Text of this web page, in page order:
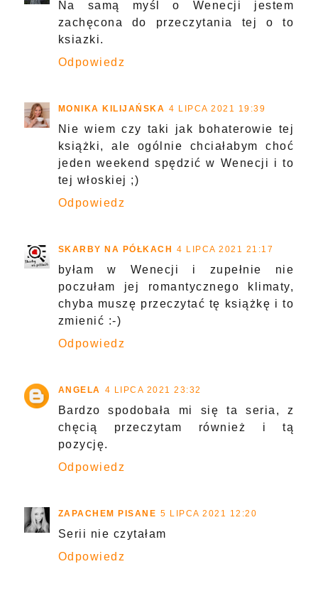
Na samą myśl o Wenecji jestem
zachęcona do przeczytania tej o to
ksiazki.
Odpowiedz
MONIKA KILIJAŃSKA 4 LIPCA 2021 19:39
Nie wiem czy taki jak bohaterowie tej
książki, ale ogólnie chciałabym choć
jeden weekend spędzić w Wenecji i to
tej włoskiej ;)
Odpowiedz
SKARBY NA PÓŁKACH 4 LIPCA 2021 21:17
byłam w Wenecji i zupełnie nie
poczułam jej romantycznego klimaty,
chyba muszę przeczytać tę książkę i to
zmienić :-)
Odpowiedz
ANGELA 4 LIPCA 2021 23:32
Bardzo spodobała mi się ta seria, z
chęcią przeczytam również i tą
pozycję.
Odpowiedz
ZAPACHEM PISANE 5 LIPCA 2021 12:20
Serii nie czytałam
Odpowiedz